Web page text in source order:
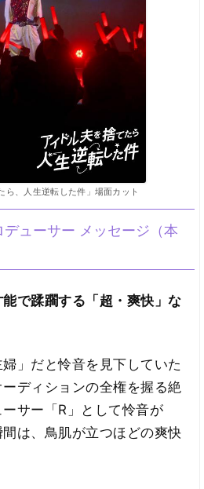
ら、人生逆転した件」場面カット
ューサー メッセージ（本
で蹂躙する「超・爽快」な
」だと怜音を見下していた
ディションの全権を握る絶
サー「R」として怜音が
は、鳥肌が立つほどの爽快